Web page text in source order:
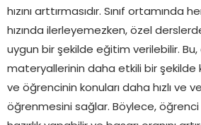
hızını arttırmasıdır. Sınıf ortamında
hızında ilerleyemezken, özel
uygun bir şekilde eğitim verilebilir.
materyallerinin daha etkili bir şekilde
ve öğrencinin konuları daha hızlı ve
öğrenmesini sağlar. Böylece, öğrenci